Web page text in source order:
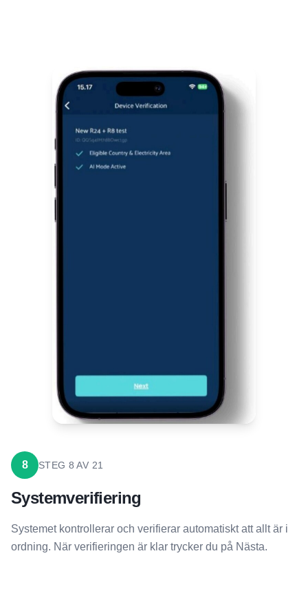
8 STEG 8 AV 21
Systemverifiering
Systemet kontrollerar och verifierar automatiskt att allt är i
ordning. När verifieringen är klar trycker du på Nästa.